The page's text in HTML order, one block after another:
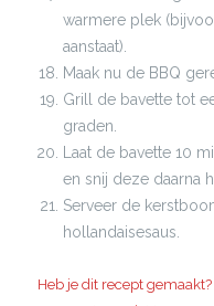
warmere plek
aanstaat).
Maak nu de BBQ
Grill de bavette tot
graden.
Laat de bavette 10
en snij deze daarna
Serveer de
hollandaisesaus.
Heb je dit recept